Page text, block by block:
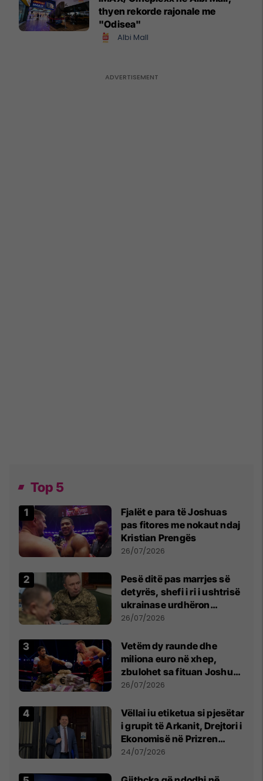
thyen rekorde rajonale me
"Odisea"
Albi Mall
Top 5
Fjalët e para të Joshuas
pas fitores me nokaut ndaj
Kristian Prengës
26/07/2026
Pesë ditë pas marrjes së
detyrës, shefi i ri i ushtrisë
ukrainase urdhëron
kontroll të madh
26/07/2026
Vetëm dy raunde dhe
miliona euro në xhep,
zbulohet sa fituan Joshua
e Prenga
26/07/2026
Vëllai iu etiketua si pjesëtar
i grupit të Arkanit, Drejtori i
Ekonomisë në Prizren
mohon pretendimet
24/07/2026